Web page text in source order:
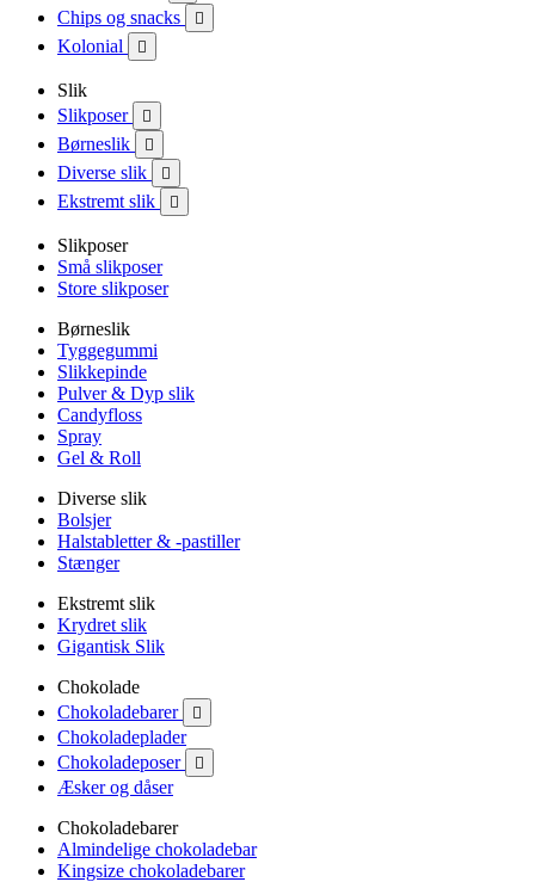
Chips og snacks 
Kolonial 
Slik
Slikposer

Børneslik 
Diverse slik 
Ekstremt slik 
Slikposer
Små slikposer
Store slikposer
Børneslik
Tyggegummi
Slikkepinde
Pulver & Dyp slik
Candyfloss
Spray
Gel & Roll
Diverse slik
Bolsjer
Halstabletter & -pastiller
Stænger
Ekstremt slik
Krydret slik
Gigantisk Slik
Chokolade
Chokoladebarer

Chokoladeplader
Chokoladeposer

Æsker og dåser
Chokoladebarer
Almindelige chokoladebar
Kingsize chokoladebarer